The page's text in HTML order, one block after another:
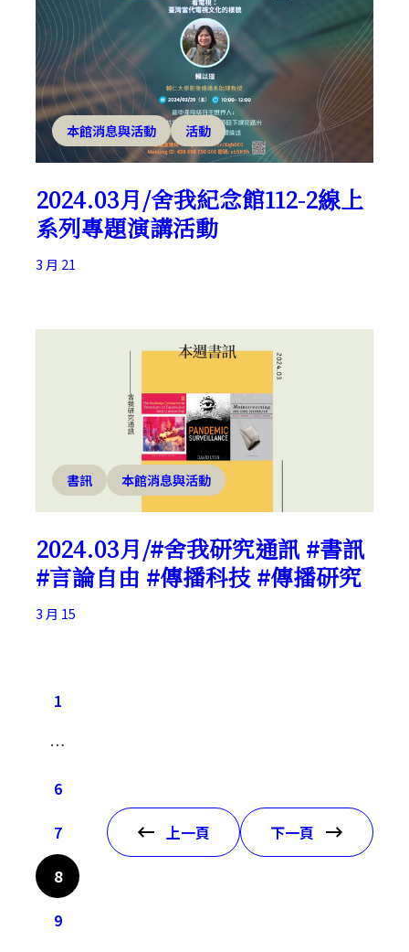
本館消息與活動 活動
2024.03月/舍我紀念館112-2線上
系列專題演講活動
3 月 21
書訊 本館消息與活動
2024.03月/#舍我研究通訊 #書訊
#言論自由 #傳播科技 #傳播研究
3 月 15
1
…
6
7
8
9
上一頁 下一頁